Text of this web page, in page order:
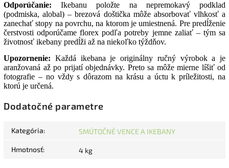
Odporúčanie: Ikebanu položte na nepremokavý podklad
(podmiska, alobal) – brezová doštička môže absorbovať vlhkosť a
zanechať stopy na povrchu, na ktorom je umiestnená. Pre predĺženie
čerstvosti odporúčame florex podľa potreby jemne zaliať – tým sa
životnosť ikebany predĺži až na niekoľko týždňov.
Upozornenie: Každá ikebana je originálny ručný výrobok a je
aranžovaná až po prijatí objednávky. Preto sa môže mierne líšiť od
fotografie – no vždy s dôrazom na krásu a úctu k príležitosti, na
ktorú je určená.
Dodatočné parametre
Kategória: SMÚTOČNÉ VENCE A IKEBANY
Hmotnosť: 4 kg